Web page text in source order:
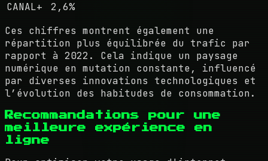
CANAL+
2,6%
Ces chiffres montrent également une
répartition plus équilibrée du trafic par
rapport à 2022. Cela indique un paysage
numérique en mutation constante, influencé
par diverses innovations technologiques et
l’évolution des habitudes de consommation.
Recommandations pour une
meilleure expérience en
ligne